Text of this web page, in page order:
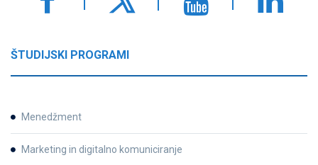
ŠTUDIJSKI PROGRAMI
Menedžment
Marketing in digitalno komuniciranje